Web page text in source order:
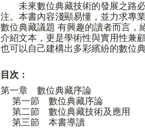
未來數位典藏技術的發展之路必
注。本書內容淺顯易懂，並力求專
數位典藏議題 有興趣的讀者而言，
介紹文本，更是學術性與實用性兼
也可以自己建構出多彩繽紛的數位典
目次：
第一章 數位典藏序論
第一節 數位典藏序論
第二節 數位典藏技術及應用
第三節 本書導讀